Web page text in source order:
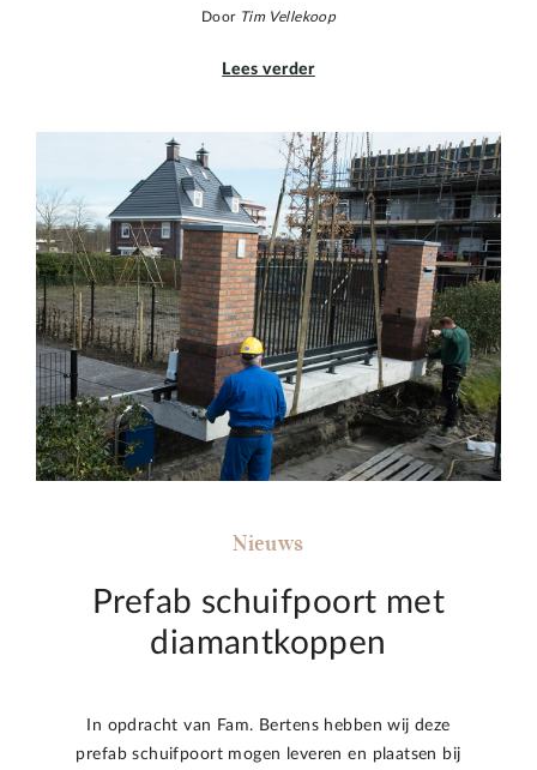
Door Tim Vellekoop
Lees verder
Nieuws
Prefab schuifpoort met
diamantkoppen
In opdracht van Fam. Bertens hebben wij deze
prefab schuifpoort mogen leveren en plaatsen bij